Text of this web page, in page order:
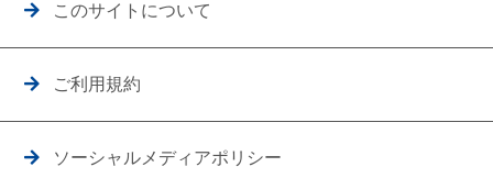
このサイトについて
ご利用規約
ソーシャルメディアポリシー